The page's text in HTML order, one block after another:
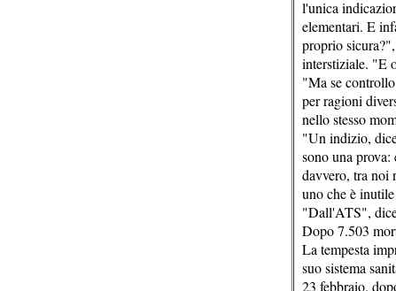
l'unica
elementari. E
proprio
interstiziale. "E
"Ma se
per ragioni
nello stesso
"Un indizio,
sono una
davvero, tra noi
uno che è
"Dall'ATS",
Dopo 7.503
La tempesta
suo sistema
23 febbraio,